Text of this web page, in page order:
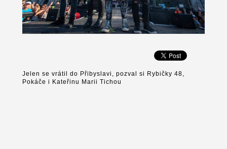
Jelen se vrátil do Přibyslavi, pozval si Rybičky 48,
Pokáče i Kateřinu Marii Tichou